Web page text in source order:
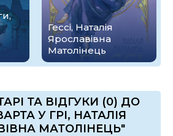
Гессі, Наталія
Ярославівна
Матолінець
ТА ВІДГУКИ (0) ДО
У ГРІ, НАТАЛІЯ
МАТОЛІНЕЦЬ"